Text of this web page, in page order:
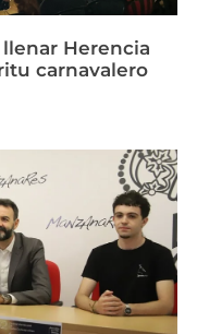
llenar Herencia
carnavalero